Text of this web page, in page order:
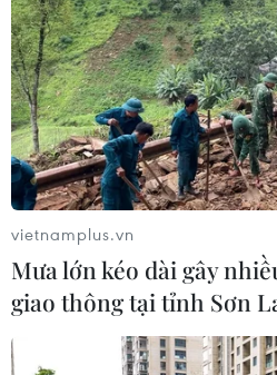
vietnamplus.vn
Mưa lớn kéo dài gây
giao thông tại tỉnh Sơn